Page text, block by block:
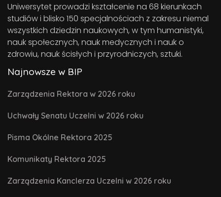
Uniwersytet prowadzi kształcenie na 68 kierunkach
studiów i blisko 150 specjalnościach z zakresu niemal
wszystkich dziedzin naukowych, w tym humanistyki,
nauk społecznych, nauk medycznych i nauk o
zdrowiu, nauk ścisłych i przyrodniczych, sztuki.
Najnowsze w BIP
Zarządzenia Rektora w 2026 roku
Uchwały Senatu Uczelni w 2026 roku
Pisma Okólne Rektora 2025
Komunikaty Rektora 2025
Zarządzenia Kanclerza Uczelni w 2026 roku